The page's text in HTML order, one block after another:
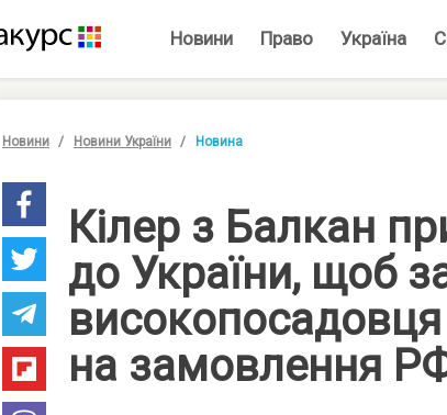
Новини Право Україна
Новини Новини України Новина
Кілер з Балкан
до України, щоб
на замовлення